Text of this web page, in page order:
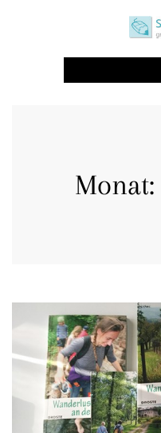
saje
grafikdesign |
Monat: